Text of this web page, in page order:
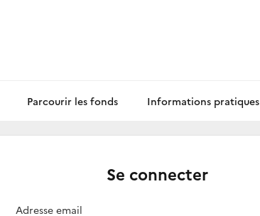
Parcourir les fonds Informations pratiques
Se connecter
Adresse email